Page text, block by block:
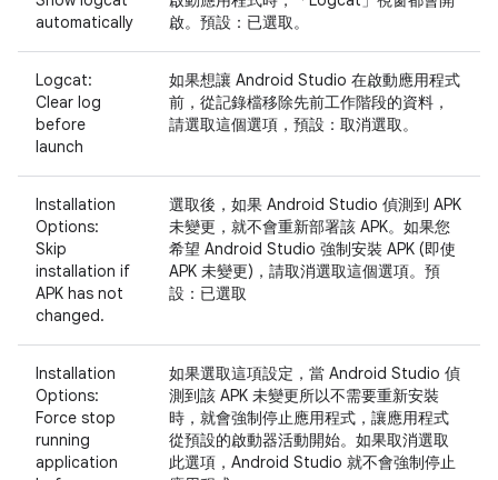
automatically
啟。預設：已選取。
Logcat:
Clear log
before
launch
如果想讓 Android Studio 在啟動應用程式
前，從記錄檔移除先前工作階段的資料，
請選取這個選項，預設：取消選取。
Installation
Options:
Skip
installation if
APK has not
changed.
選取後，如果 Android Studio 偵測到 APK
未變更，就不會重新部署該 APK。如果您
希望 Android Studio 強制安裝 APK (即使
APK 未變更)，請取消選取這個選項。預
設：已選取
Installation
Options:
Force stop
running
application
如果選取這項設定，當 Android Studio 偵
測到該 APK 未變更所以不需要重新安裝
時，就會強制停止應用程式，讓應用程式
從預設的啟動器活動開始。如果取消選取
此選項，Android Studio 就不會強制停止